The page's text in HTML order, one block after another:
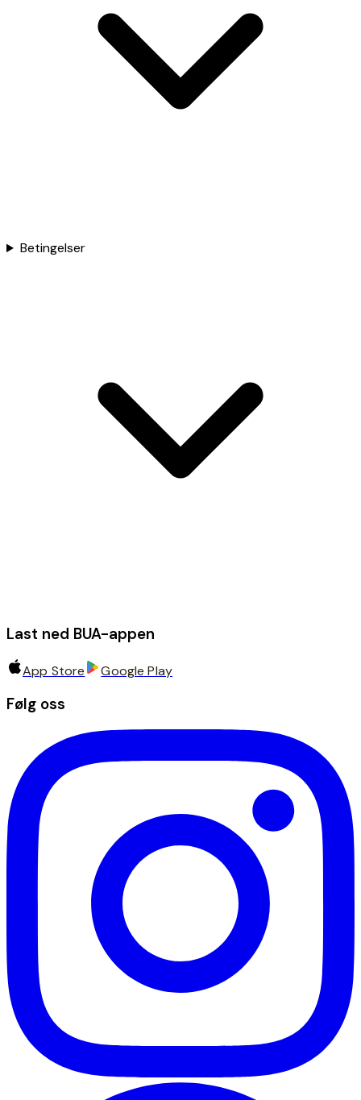
Betingelser
Last ned BUA-appen
App Store Google Play
Følg oss